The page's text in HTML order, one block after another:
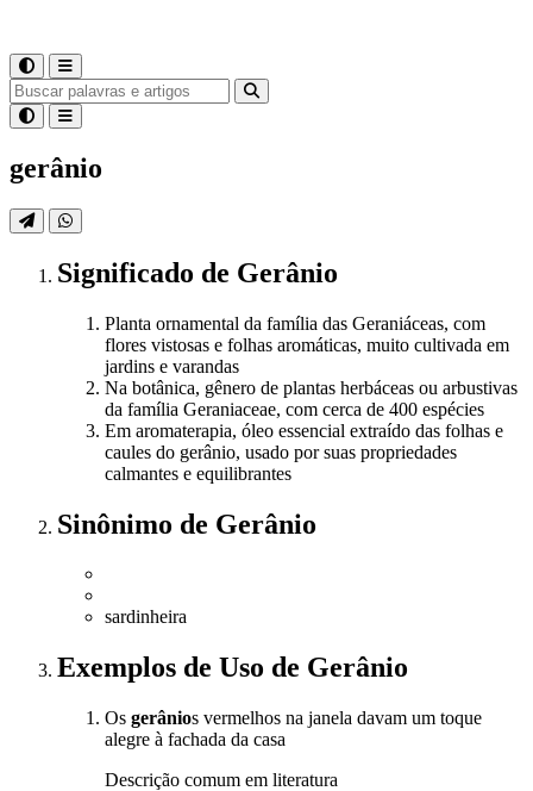
gerânio
Significado de Gerânio
Planta ornamental da família das Geraniáceas, com
flores vistosas e folhas aromáticas, muito cultivada em
jardins e varandas
Na botânica, gênero de plantas herbáceas ou arbustivas
da família Geraniaceae, com cerca de 400 espécies
Em aromaterapia, óleo essencial extraído das folhas e
caules do gerânio, usado por suas propriedades
calmantes e equilibrantes
Sinônimo de Gerânio
sardinheira
Exemplos de Uso de Gerânio
Os gerânios vermelhos na janela davam um toque
alegre à fachada da casa
Descrição comum em literatura